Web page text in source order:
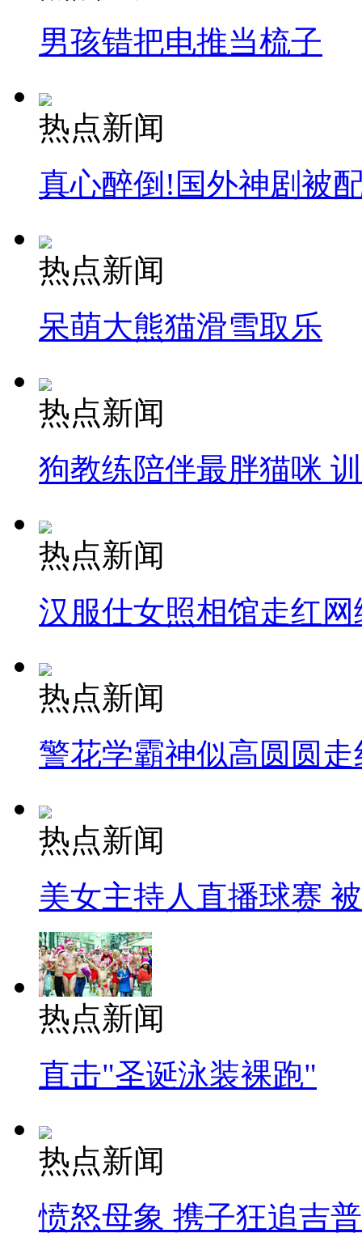
男孩错把电推当梳子
热点新闻
真心醉倒!国外神剧被
热点新闻
呆萌大熊猫滑雪取乐
热点新闻
狗教练陪伴最胖猫咪
热点新闻
汉服仕女照相馆走红网
热点新闻
警花学霸神似高圆圆走
热点新闻
美女主持人直播球赛
热点新闻
直击"圣诞泳装裸跑"
热点新闻
愤怒母象 携子狂追吉